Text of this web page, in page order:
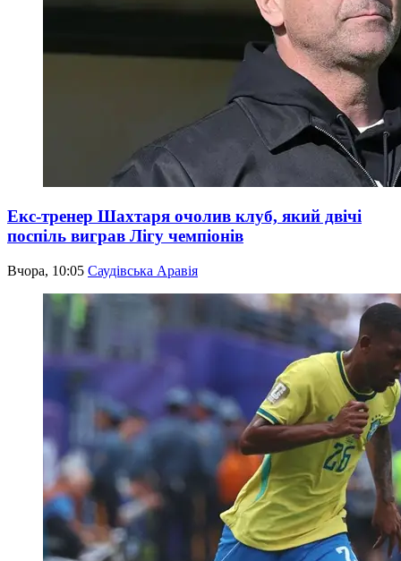
Екс-тренер Шахтаря очолив клуб, який двічі
поспіль виграв Лігу чемпіонів
Вчора, 10:05 Саудівська Аравія